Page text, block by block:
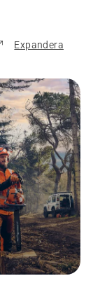
Expandera